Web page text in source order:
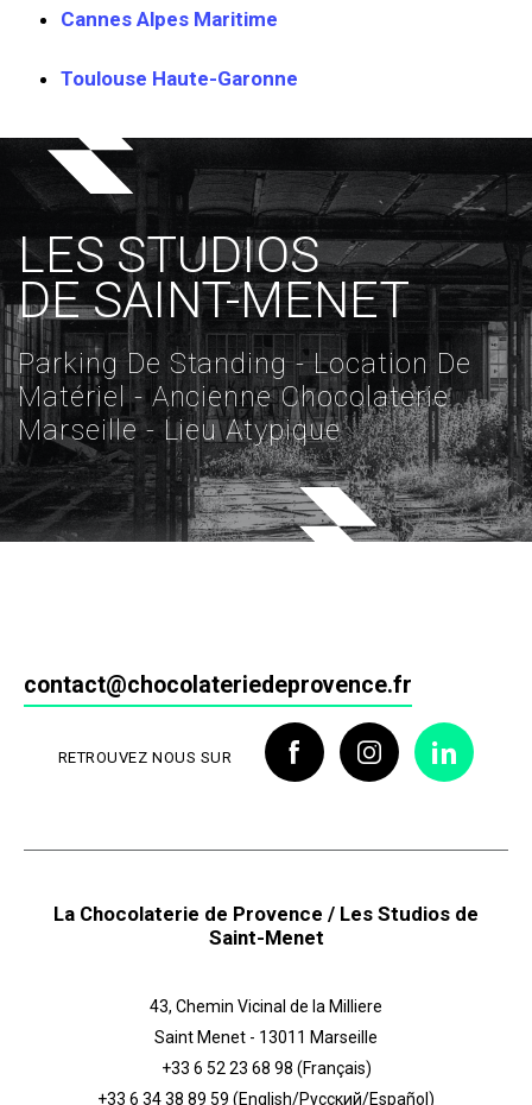
Cannes Alpes Maritime
Toulouse Haute-Garonne
LES STUDIOS
DE SAINT-MENET
Parking De Standing - Location De
Matériel - Ancienne Chocolaterie
Marseille - Lieu Atypique
contact@chocolateriedeprovence.fr
RETROUVEZ NOUS SUR
La Chocolaterie de Provence / Les Studios de
Saint-Menet
43, Chemin Vicinal de la Milliere
Saint Menet - 13011 Marseille
+33 6 52 23 68 98 (Français)
+33 6 34 38 89 59 (English/Русский/Español)